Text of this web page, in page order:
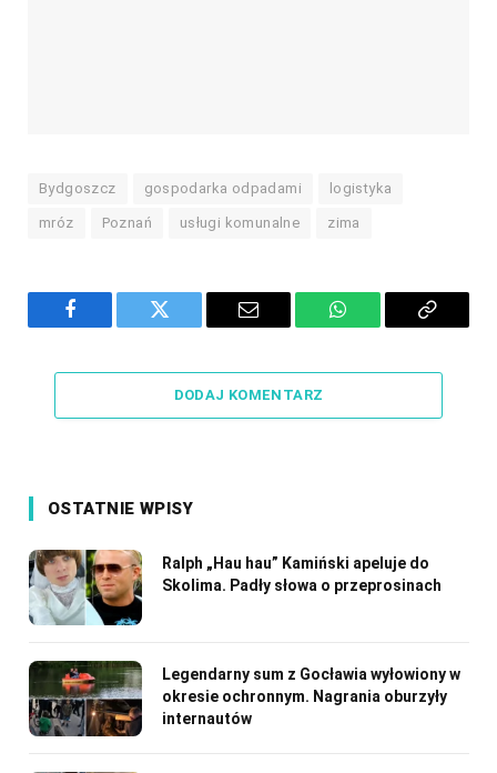
Bydgoszcz gospodarka odpadami logistyka
mróz Poznań usługi komunalne zima
Facebook Twitter Email WhatsAppCopy
DODAJ KOMENTARZ
OSTATNIE WPISY
Ralph „Hau hau” Kamiński apeluje do
Skolima. Padły słowa o przeprosinach
Legendarny sum z Gocławia wyłowiony w
okresie ochronnym. Nagrania oburzyły
internautów